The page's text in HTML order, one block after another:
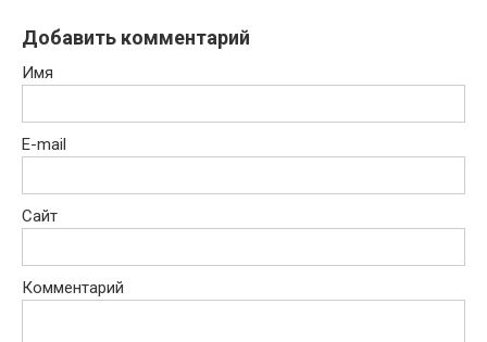
Добавить комментарий
Имя
E-mail
Сайт
Комментарий